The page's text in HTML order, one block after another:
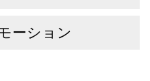
ーション